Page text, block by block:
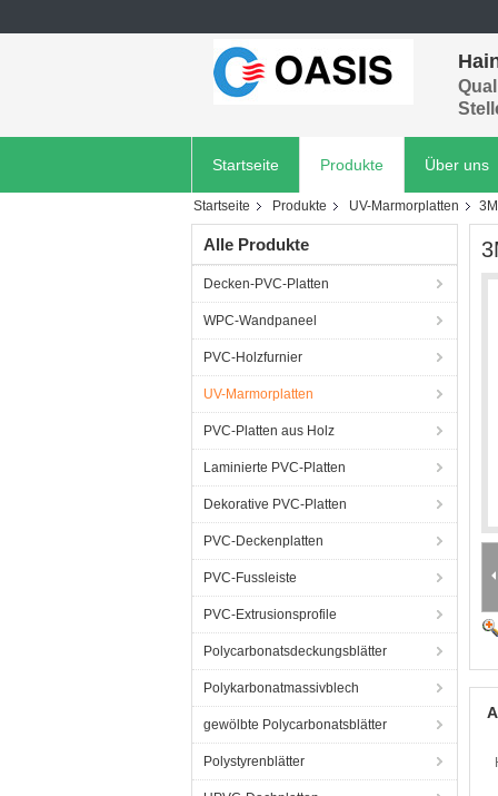
Startseite Produkte Über uns
Startseite Produkte UV-Marmorplatten
Alle Produkte
Decken-PVC-Platten
WPC-Wandpaneel
PVC-Holzfurnier
UV-Marmorplatten
PVC-Platten aus Holz
Laminierte PVC-Platten
Dekorative PVC-Platten
PVC-Deckenplatten
PVC-Fussleiste
PVC-Extrusionsprofile
Polycarbonatsdeckungsblätter
Polykarbonatmassivblech
gewölbte Polycarbonatsblätter
Polystyrenblätter